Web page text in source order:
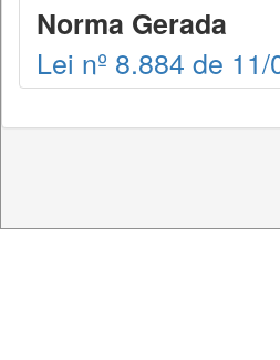
Norma Gerada
Lei nº 8.884 de